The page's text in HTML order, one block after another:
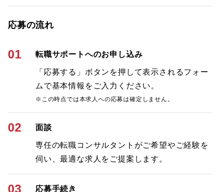
応募の流れ
01 転職サポートへのお申し込み
「応募する」ボタンを押して表示されるフォー
ムで基本情報をご入力ください。
※この時点では本求人への応募は確定しません。
02 面談
専任の転職コンサルタントがご希望やご経験を
伺い、最適な求人をご提案します。
03 応募手続き